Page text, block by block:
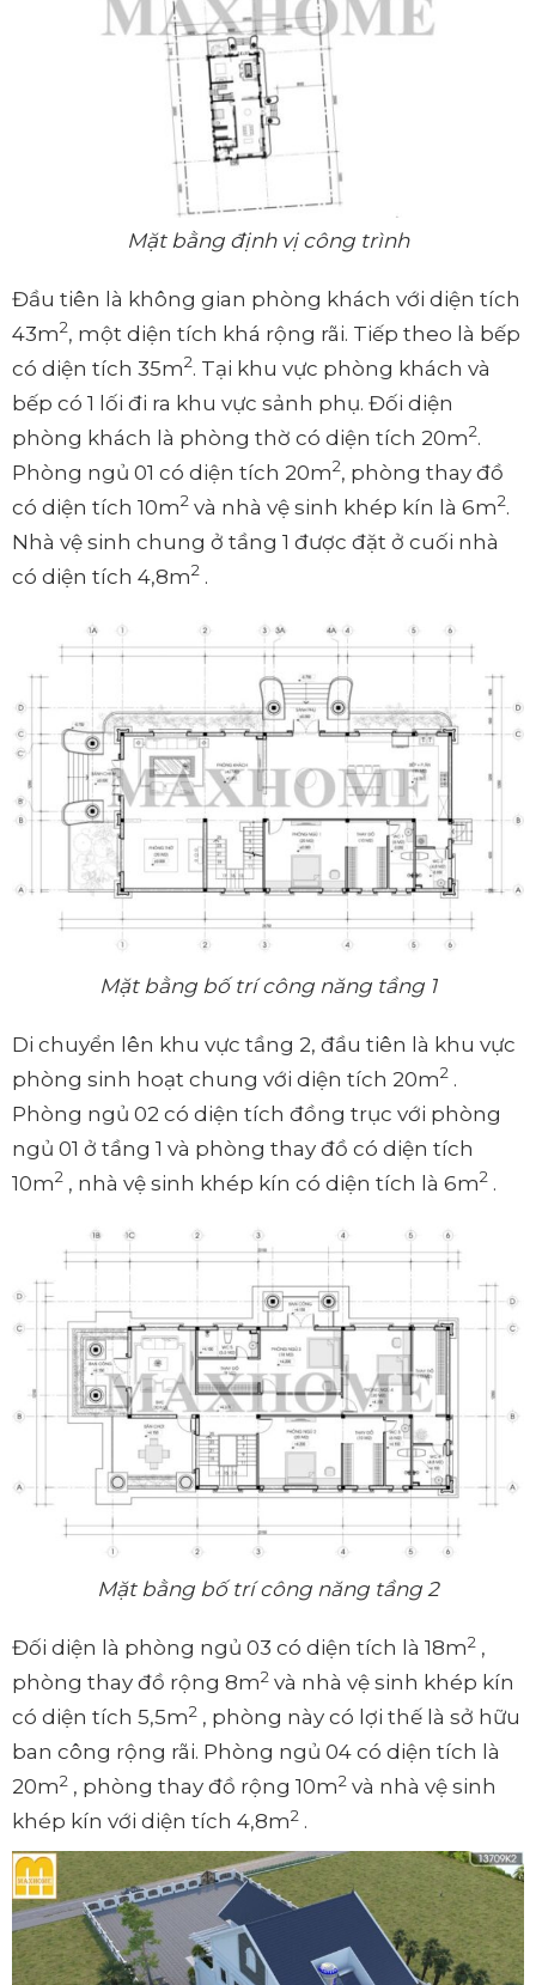
Mặt bằng định vị công trình
Đầu tiên là không gian phòng khách với diện tích
43m2, một diện tích khá rộng rãi. Tiếp theo là bếp
có diện tích 35m2. Tại khu vực phòng khách và
bếp có 1 lối đi ra khu vực sảnh phụ. Đối diện
phòng khách là phòng thờ có diện tích 20m2.
Phòng ngủ 01 có diện tích 20m2, phòng thay đồ
có diện tích 10m2 và nhà vệ sinh khép kín là 6m2.
Nhà vệ sinh chung ở tầng 1 được đặt ở cuối nhà
có diện tích 4,8m2 .
Mặt bằng bố trí công năng tầng 1
Di chuyển lên khu vực tầng 2, đầu tiên là khu vực
phòng sinh hoạt chung với diện tích 20m2 .
Phòng ngủ 02 có diện tích đồng trục với phòng
ngủ 01 ở tầng 1 và phòng thay đồ có diện tích
10m2 , nhà vệ sinh khép kín có diện tích là 6m2 .
Mặt bằng bố trí công năng tầng 2
Đối diện là phòng ngủ 03 có diện tích là 18m2 ,
phòng thay đồ rộng 8m2 và nhà vệ sinh khép kín
có diện tích 5,5m2 , phòng này có lợi thế là sở hữu
ban công rộng rãi. Phòng ngủ 04 có diện tích là
20m2 , phòng thay đồ rộng 10m2 và nhà vệ sinh
khép kín với diện tích 4,8m2 .